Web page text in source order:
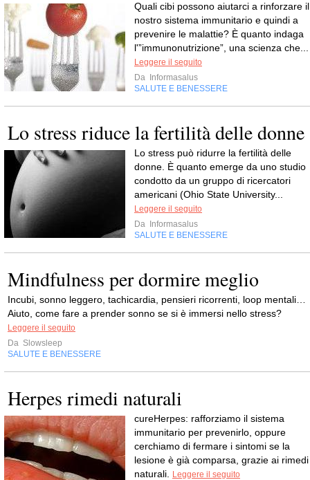
Quali cibi possono aiutarci a rinforzare il
nostro sistema immunitario e quindi a
prevenire le malattie? È quanto indaga
l'”immunonutrizione”, una scienza che...
Leggere il seguito
Da
Informasalus
SALUTE E BENESSERE
Lo stress riduce la fertilità delle donne
Lo stress può ridurre la fertilità delle
donne. È quanto emerge da uno studio
condotto da un gruppo di ricercatori
americani (Ohio State University...
Leggere il seguito
Da
Informasalus
SALUTE E BENESSERE
Mindfulness per dormire meglio
Incubi, sonno leggero, tachicardia, pensieri ricorrenti, loop mentali…
Aiuto, come fare a prender sonno se si è immersi nello stress?
Leggere il seguito
Da Slowsleep
SALUTE E BENESSERE
Herpes rimedi naturali
cureHerpes: rafforziamo il sistema
immunitario per prevenirlo, oppure
cerchiamo di fermare i sintomi se la
lesione è già comparsa, grazie ai rimedi
naturali. Leggere il seguito